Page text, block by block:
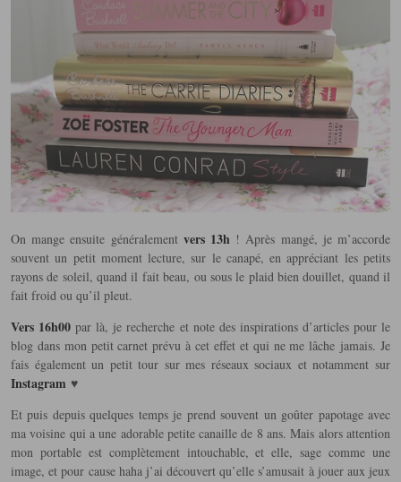
On mange ensuite généralement vers 13h ! Après mangé, je m’accorde
souvent un petit moment lecture, sur le canapé, en appréciant les petits
rayons de soleil, quand il fait beau, ou sous le plaid bien douillet, quand il
fait froid ou qu’il pleut.
Vers 16h00 par là, je recherche et note des inspirations d’articles pour le
blog dans mon petit carnet prévu à cet effet et qui ne me lâche jamais. Je
fais également un petit tour sur mes réseaux sociaux et notamment sur
Instagram ♥
Et puis depuis quelques temps je prend souvent un goûter papotage avec
ma voisine qui a une adorable petite canaille de 8 ans. Mais alors attention
mon portable est complètement intouchable, et elle, sage comme une
image, et pour cause haha j’ai découvert qu’elle s’amusait à jouer aux jeux